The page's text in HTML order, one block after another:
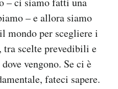
– e allora siamo
mondo per scegliere i
scelte prevedibili e
vengono. Se ci è
fateci sapere.